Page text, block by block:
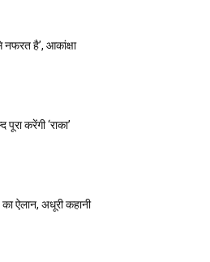
नफरत है’, आकांक्षा
करेंगी ‘राका’
ऐलान, अधूरी कहानी